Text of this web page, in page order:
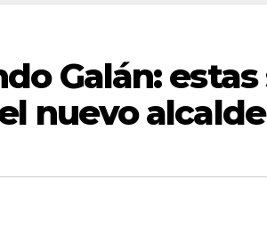
Galán: estas
nuevo